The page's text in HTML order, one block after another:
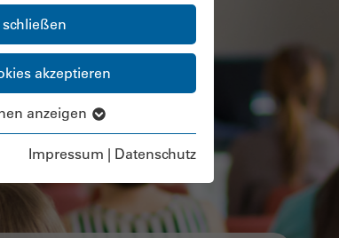
akzeptieren
anzeigen
Impressum | Datenschutz